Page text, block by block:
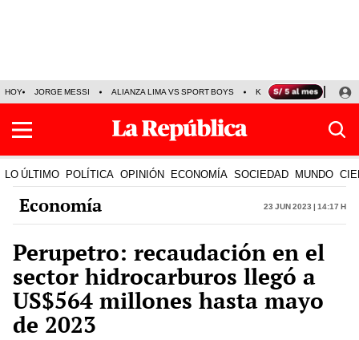
HOY JORGE MESSI ALIANZA LIMA VS SPORT BOYS KENJI FUJIMORI
LO ÚLTIMO POLÍTICA OPINIÓN ECONOMÍA SOCIEDAD MUNDO
Economía 23 Jun 2023 | 14:17 h
Perupetro: recaudación en el
sector hidrocarburos llegó a
US$564 millones hasta mayo
de 2023